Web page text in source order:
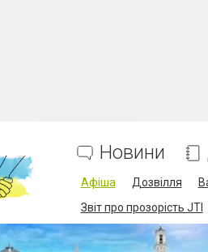
Новини
Афіша Дозвілля
Звіт про прозорість JTI